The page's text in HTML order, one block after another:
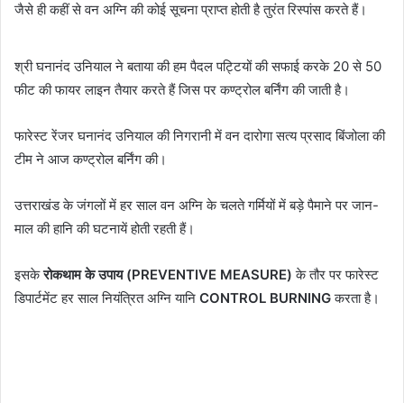
जैसे ही कहीं से वन अग्नि की कोई सूचना प्राप्त होती है तुरंत रिस्पांस करते हैं।
श्री घनानंद उनियाल ने बताया की हम पैदल पट्टियों की सफाई करके 20 से 50
फीट की फायर लाइन तैयार करते हैं जिस पर कण्ट्रोल बर्निंग की जाती है।
फारेस्ट रेंजर घनानंद उनियाल की निगरानी में वन दारोगा सत्य प्रसाद बिंजोला की
टीम ने आज कण्ट्रोल बर्निंग की।
उत्तराखंड के जंगलों में हर साल वन अग्नि के चलते गर्मियों में बड़े पैमाने पर जान-
माल की हानि की घटनायें होती रहती हैं।
इसकेरोकथाम के उपाय (PREVENTIVE MEASURE) के तौर पर फारेस्ट
डिपार्टमेंट हर साल नियंत्रित अग्नि यानि CONTROL BURNINGकरता है।